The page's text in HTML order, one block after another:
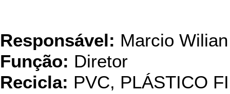
Responsável: Marcio Wilian
Função: Diretor
Recicla: PVC, PLÁSTICO